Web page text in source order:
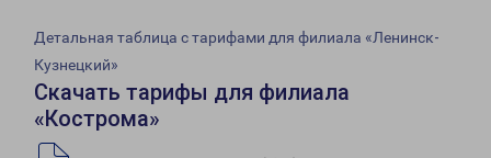
Детальная таблица с тарифами для филиала «Ленинск-
Кузнецкий»
Скачать тарифы для филиала
«Кострома»